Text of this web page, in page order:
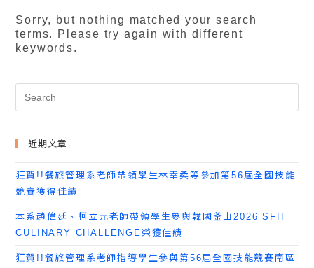
Sorry, but nothing matched your search
terms. Please try again with different
keywords.
近期文章
狂賀!!餐旅管理系老師帶領學生林幸柔等參加第56屆全國技能
競賽獲得佳績
本系趙偉廷、柯立元老師帶領學生參與韓國釜山2026 SFH
CULINARY CHALLENGE榮獲佳績
狂賀!!餐旅管理系老師指導學生參與第56屆全國技能競賽南區